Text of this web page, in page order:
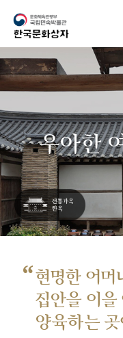
우아한
“현명한 어머
집안을 이을
양육하는